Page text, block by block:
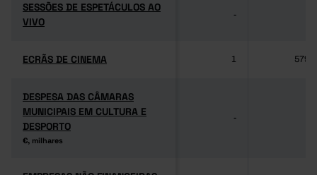
SESSÕES DE ESPETÁCULOS AO
VIVO
SESSÕES DE ESPETÁCULOS AO
VIVO
-
ECRÃS DE CINEMA
ECRÃS DE CINEMA 1 579
DESPESA DAS CÂMARAS
MUNICIPAIS EM CULTURA E
DESPORTO
€, milhares
DESPESA DAS CÂMARAS
MUNICIPAIS EM CULTURA E
DESPORTO
€, milhares
-